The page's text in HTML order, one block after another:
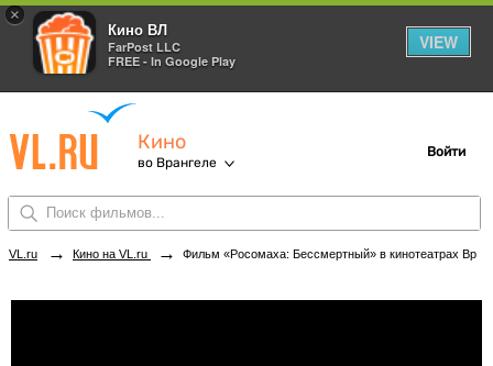
×
Кино ВЛ
FarPost LLC
FREE - In Google Play
VIEW
Кино
во Врангеле
Войти
VL.ru → Кино на VL.ru → Фильм «Росомаха: Бессмертный» в кинотеатрах Врангеля. Купить билеты!